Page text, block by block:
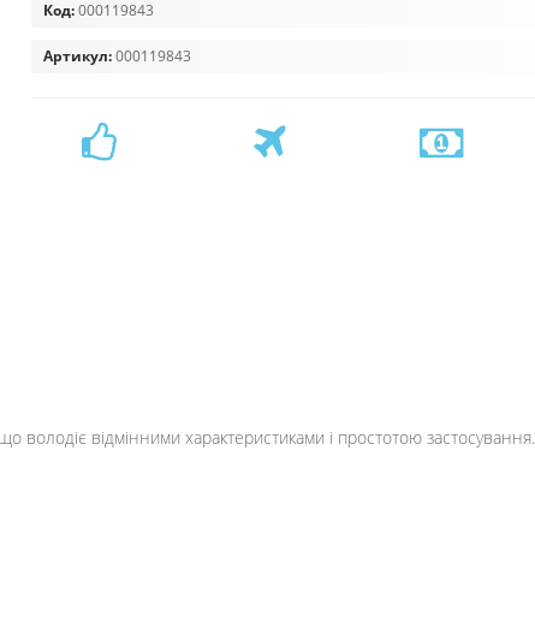
Код:000119843
Артикул:000119843
володіє відмінними характеристиками і простотою застосування.